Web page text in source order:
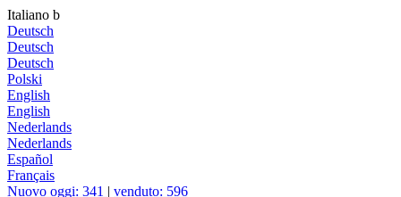
Italiano b
Deutsch
Deutsch
Deutsch
Polski
English
English
Nederlands
Nederlands
Español
Français
Nuovo oggi: 341 | venduto: 596